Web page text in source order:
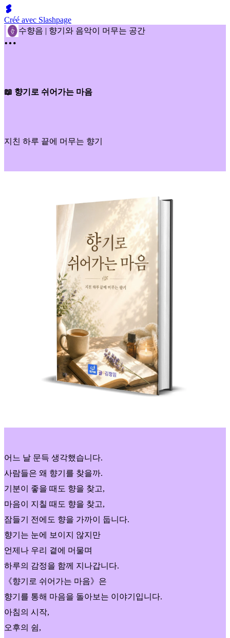
Créé avec Slashpage
수향음 | 향기와 음악이 머무는 공간
📖 향기로 쉬어가는 마음
지친 하루 끝에 머무는 향기
어느 날 문득 생각했습니다.
사람들은 왜 향기를 찾을까.
기분이 좋을 때도 향을 찾고,
마음이 지칠 때도 향을 찾고,
잠들기 전에도 향을 가까이 둡니다.
향기는 눈에 보이지 않지만
언제나 우리 곁에 머물며
하루의 감정을 함께 지나갑니다.
《향기로 쉬어가는 마음》은
향기를 통해 마음을 돌아보는 이야기입니다.
아침의 시작,
오후의 쉼,